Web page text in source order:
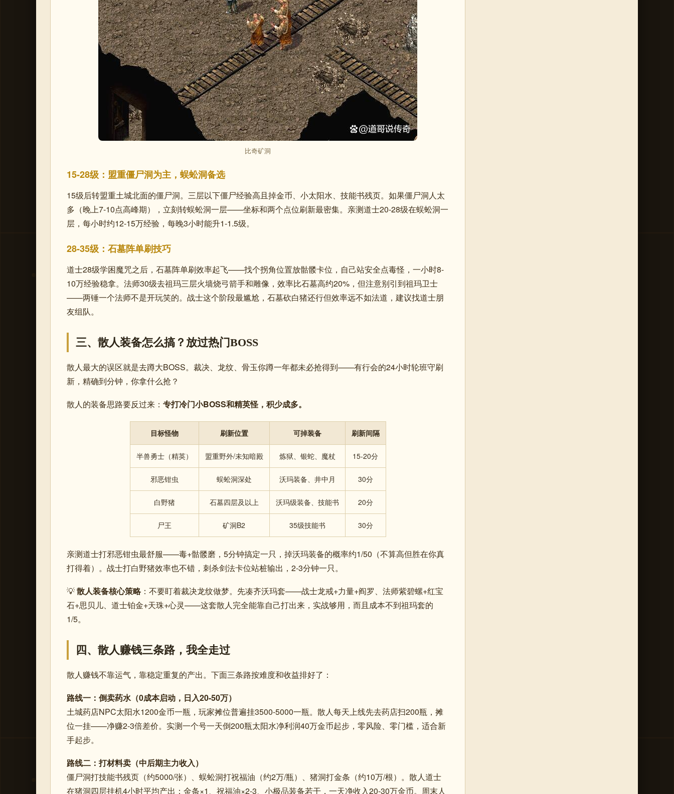
比奇矿洞
15-28级：盟重僵尸洞为主，蜈蚣洞备选
15级后转盟重土城北面的僵尸洞。三层以下僵尸经验高且掉金币、小太阳水、技能书残页。如果僵尸洞人太
多（晚上7-10点高峰期），立刻转蜈蚣洞一层——坐标和两个点位刷新最密集。亲测道士20-28级在蜈蚣洞一
层，每小时约12-15万经验，每晚3小时能升1-1.5级。
28-35级：石墓阵单刷技巧
道士28级学困魔咒之后，石墓阵单刷效率起飞——找个拐角位置放骷髅卡位，自己站安全点毒怪，一小时8-
10万经验稳拿。法师30级去祖玛三层火墙烧弓箭手和雕像，效率比石墓高约20%，但注意别引到祖玛卫士
——两锤一个法师不是开玩笑的。战士这个阶段最尴尬，石墓砍白猪还行但效率远不如法道，建议找道士朋
友组队。
三、散人装备怎么搞？放过热门BOSS
散人最大的误区就是去蹲大BOSS。裁决、龙纹、骨玉你蹲一年都未必抢得到——有行会的24小时轮班守刷
新，精确到分钟，你拿什么抢？
散人的装备思路要反过来： 专打冷门小BOSS和精英怪，积少成多。
目标怪物 刷新位置 可掉装备 刷新间隔
半兽勇士（精英） 盟重野外/未知暗殿 炼狱、银蛇、魔杖 15-20分
邪恶钳虫 蜈蚣洞深处 沃玛装备、井中月 30分
白野猪 石墓四层及以上 沃玛级装备、技能书 20分
尸王 矿洞B2 35级技能书 30分
亲测道士打邪恶钳虫最舒服——毒+骷髅磨，5分钟搞定一只，掉沃玛装备的概率约1/50（不算高但胜在你真
打得着）。战士打白野猪效率也不错，刺杀剑法卡位站桩输出，2-3分钟一只。
💡散人装备核心策略：不要盯着裁决龙纹做梦。先凑齐沃玛套——战士龙戒+力量+阎罗、法师紫碧螺+红宝
石+思贝儿、道士铂金+天珠+心灵——这套散人完全能靠自己打出来，实战够用，而且成本不到祖玛套的
1/5。
四、散人赚钱三条路，我全走过
散人赚钱不靠运气，靠稳定重复的产出。下面三条路按难度和收益排好了：
路线一：倒卖药水（0成本启动，日入20-50万）
土城药店NPC太阳水1200金币一瓶，玩家摊位普遍挂3500-5000一瓶。散人每天上线先去药店扫200瓶，摊
位一挂——净赚2-3倍差价。实测一个号一天倒200瓶太阳水净利润40万金币起步，零风险、零门槛，适合新
手起步。
路线二：打材料卖（中后期主力收入）
僵尸洞打技能书残页（约5000/张）、蜈蚣洞打祝福油（约2万/瓶）、猪洞打金条（约10万/根）。散人道士
在猪洞四层挂机4小时平均产出：金条×1、祝福油×2-3、小极品装备若干，一天净收入20-30万金币。周末人